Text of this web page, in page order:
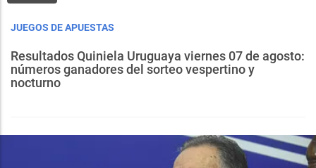
JUEGOS DE APUESTAS
Resultados Quiniela Uruguaya viernes 07 de agosto:
números ganadores del sorteo vespertino y
nocturno